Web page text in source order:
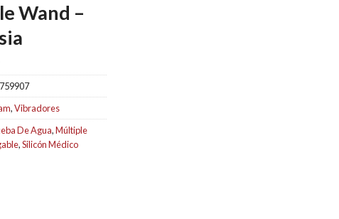
Wand –
,Vibradores
De Agua,Múltiple
,Silicón Médico